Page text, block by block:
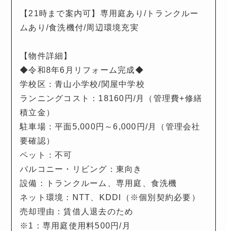
【21時まで案内可】専用庭あり/トランクルー
ムあり/食洗機付/周辺環境充実
【物件詳細】
◆令和8年6月リフォーム完成◆
学校区：青山小学校/関屋中学校
ランニングコスト：18160円/月（管理費+修繕
積立金）
駐車場：平面5,000円～6,000円/月（管理会社
要確認）
ペット：不可
バルコニー・リビング：東向き
設備：トランクルーム、専用庭、食洗機
ネット環境：NTT、KDDI（※個別契約必要）
売却理由：賃借人退去のため
※1：専用庭使用料500円/月